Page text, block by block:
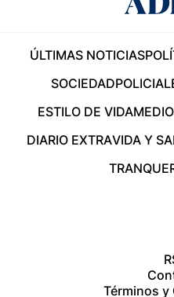
ÚLTIMAS NOTICIAS
SOCIEDAD
ESTILO DE VIDA
DIARIO EXTRAVIDA Y
Términos y